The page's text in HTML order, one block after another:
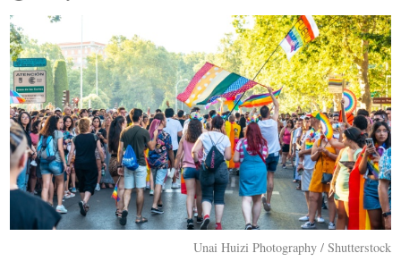
Unai Huizi Photography / Shutterstock